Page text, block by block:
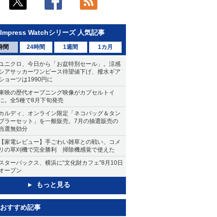
Impress Watchシリーズ 人気記事
間 24時間 1週間 1カ月
ニクロ、今日から「お盆特別セール」。涼感
アサッカーワンピース待望値下げ、撥水ギア
ョーツは1990円に
映の歴代オープニング映像がカプセルトイ
。全5種で8月下旬発売
ルディ、オンライン限定「ネコバッグ＆タン
ラーセット」を一般販売。7月の抽選販売の
選無効分
家電レビュー】手ごわい雑草との戦い、コメ
の草刈機で完全勝利 掃除機感覚で使えた
ターバックス、横浜に“文化財カフェ”8月10日
ープン
もっと見る
おすすめ記事